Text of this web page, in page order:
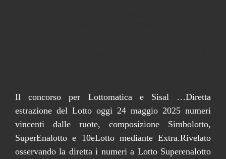
Il concorso per Lottomatica e Sisal …Diretta
estrazione del Lotto oggi 24 maggio 2025 numeri
vincenti dalle ruote, composizione Simbolotto,
SuperEnalotto e 10eLotto mediante Extra.Rivelato
osservando la diretta i numeri a Lotto Superenalotto